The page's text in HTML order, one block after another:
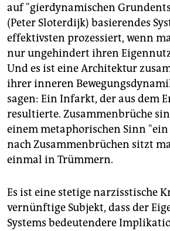
auf "gierdynamischen
(Peter Sloterdijk) basierendes
effektivsten prozessiert, wenn
nur ungehindert ihren
Und es ist eine Architektur
ihrer inneren
sagen: Ein Infarkt, der aus dem
resultierte. Zusammenbrüche
einem metaphorischen Sinn
nach Zusammenbrüchen sitzt
einmal in Trümmern.
Es ist eine stetige narzisstische
vernünftige Subjekt, dass der
Systems bedeutendere